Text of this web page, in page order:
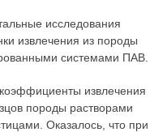
исследования
извлечения из породы
системами ПАВ.
извлечения
породы растворами
Оказалось, что при